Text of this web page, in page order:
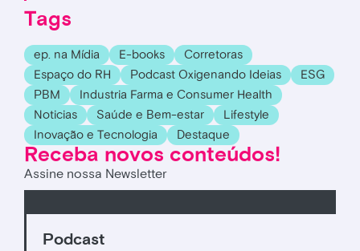
Tags
ep. na Mídia E-books
Corretoras
Espaço do RH
Podcast Oxigenando Ideias
ESG
PBM
Industria Farma e Consumer Health
Noticias
Saúde e Bem-estar
Lifestyle
Inovação e Tecnologia
Destaque
Receba novos conteúdos!
Assine nossa Newsletter
Podcast